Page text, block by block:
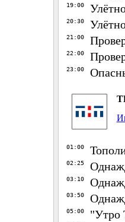
19:00
20:30
21:00
22:00
23:00
01:00
02:25
03:10
03:50
05:00 "Утро